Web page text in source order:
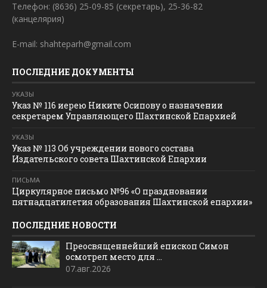
Телефон: (8636) 25-09-85 (секретарь), 25-36-82
(канцелярия)
E-mail: shahteparh@gmail.com
ПОСЛЕДНИЕ ДОКУМЕНТЫ
УКАЗЫ
Указ № 116 иерею Никите Осипову о назначении
секретарем Управляющего Шахтинской Епархией
УКАЗЫ
Указ № 113 Об учреждении нового состава
Издательского совета Шахтинской Епархии
ПИСЬМА
Циркулярное письмо №96 «О праздновании
пятнадцатилетия образования Шахтинской епархии»
ПОСЛЕДНИЕ НОВОСТИ
Преосвященнейший епископ Симон
осмотрел место для ...
07.авг.2026